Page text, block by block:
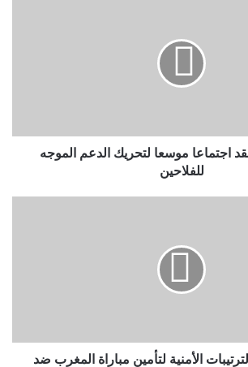
اجتماعا موسعا لتحريك الدعم الموجه
للفلاحين
الأمنية لتأمين مباراة المغرب ضد